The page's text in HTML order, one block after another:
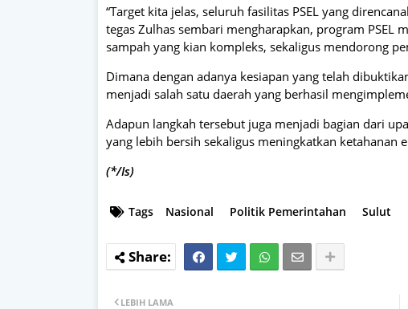
“Target kita jelas, seluruh fasilitas PSEL yang
tegas Zulhas sembari mengharapkan, program PSEL
sampah yang kian kompleks, sekaligus mendorong
Dimana dengan adanya kesiapan yang telah
menjadi salah satu daerah yang berhasil
Adapun langkah tersebut juga menjadi bagian dari
yang lebih bersih sekaligus meningkatkan ketahanan
(*/Is)
Tags Nasional Politik Pemerintahan Sulut
LEBIH LAMA